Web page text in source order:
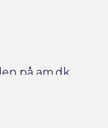
på am.dk